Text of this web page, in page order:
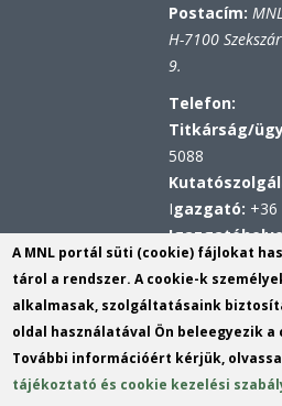
Postacím:
H-7100
9.
Telefon:
Titkárság/
5088
Igazgató: +36
Hivatali kapu
KRID:
Központi
azonosító: MNL
KRID:
A MNL portál süti (cookie) fájlokat
tárol a rendszer. A cookie-k
alkalmasak, szolgáltatásaink
oldal használatával Ön beleegyezik
További információért kérjük,
tájékoztató és cookie kezelési